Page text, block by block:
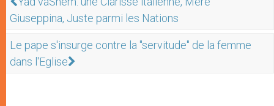
Giuseppina, Juste parmi les Nations
Le pape s'insurge contre la "servitude" de la femme
dans l'Eglise